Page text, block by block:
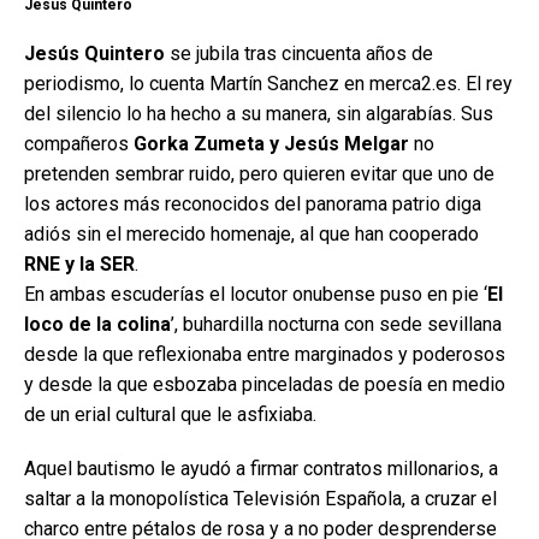
Jesús Quintero
Jesús Quintero se jubila tras cincuenta años de
periodismo, lo cuenta Martín Sanchez en merca2.es. El rey
del silencio lo ha hecho a su manera, sin algarabías. Sus
compañeros Gorka Zumeta y Jesús Melgar no
pretenden sembrar ruido, pero quieren evitar que uno de
los actores más reconocidos del panorama patrio diga
adiós sin el merecido homenaje, al que han cooperado
RNE y la SER.
En ambas escuderías el locutor onubense puso en pie ‘El
loco de la colina’, buhardilla nocturna con sede sevillana
desde la que reflexionaba entre marginados y poderosos
y desde la que esbozaba pinceladas de poesía en medio
de un erial cultural que le asfixiaba.
Aquel bautismo le ayudó a firmar contratos millonarios, a
saltar a la monopolística Televisión Española, a cruzar el
charco entre pétalos de rosa y a no poder desprenderse